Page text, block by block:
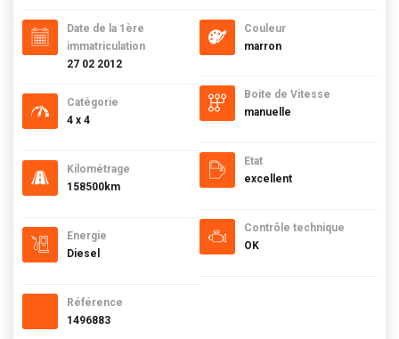
Date de la 1ère
immatriculation
27 02 2012
Catégorie
4 x 4
Kilométrage
158500km
Energie
Diesel
Référence
1496883
Couleur
marron
Boite de Vitesse
manuelle
Etat
excellent
Contrôle technique
OK